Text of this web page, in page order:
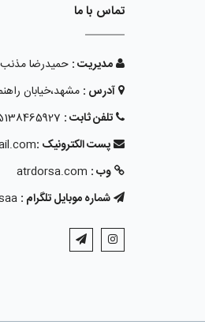
تماس با ما
مدیریت : حمیدرضا مذنب
آدرس : مشهد،خیابان
تلفن ثابت :
پست الکترونیک :
وب : atrdorsa.com
شماره موبایل تلگرام :